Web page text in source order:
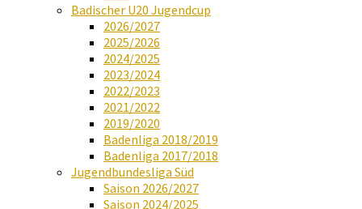
Badischer U20 Jugendcup
2026/2027
2025/2026
2024/2025
2023/2024
2022/2023
2021/2022
2019/2020
Badenliga 2018/2019
Badenliga 2017/2018
Jugendbundesliga Süd
Saison 2026/2027
Saison 2024/2025